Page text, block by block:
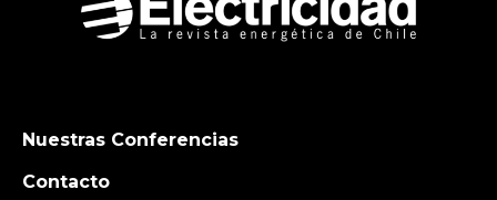
Nuestras Conferencias
Contacto